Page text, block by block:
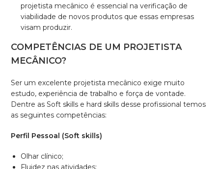
projetista mecânico é essencial na verificação de
viabilidade de novos produtos que essas empresas
visam produzir.
COMPETÊNCIAS DE UM PROJETISTA
MECÂNICO?
Ser um excelente projetista mecânico exige muito
estudo, experiência de trabalho e força de vontade.
Dentre as Soft skills e hard skills desse profissional temos
as seguintes competências:
Perfil Pessoal (Soft skills)
Olhar clínico;
Fluidez nas atividades;